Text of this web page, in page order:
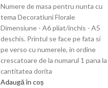
Numere de masa pentru nunta cu
tema Decoratiuni Florale
Dimensiune - A6 pliat/inchis - A5
deschis. Printul se face pe fata si
pe verso cu numerele, in ordine
crescatoare de la numarul 1 pana la
cantitatea dorita
Adaugă în coș